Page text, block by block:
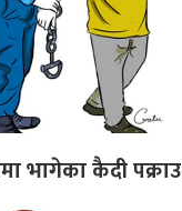
भागेका कैदी पक्राउ